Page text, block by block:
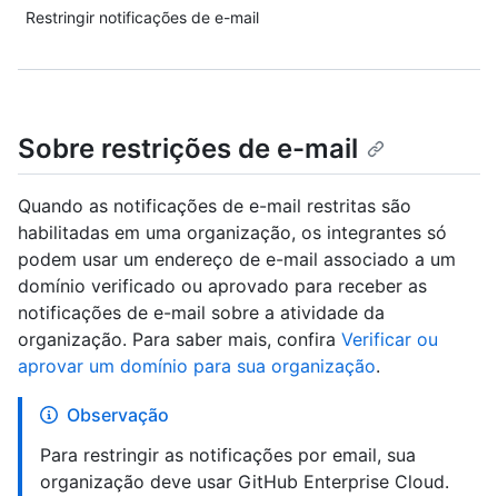
Restringir notificações de e-mail
Sobre restrições de e-mail
Quando as notificações de e-mail restritas são
habilitadas em uma organização, os integrantes só
podem usar um endereço de e-mail associado a um
domínio verificado ou aprovado para receber as
notificações de e-mail sobre a atividade da
organização. Para saber mais, confira Verificar ou
aprovar um domínio para sua organização.
Observação
Para restringir as notificações por email, sua
organização deve usar GitHub Enterprise Cloud.